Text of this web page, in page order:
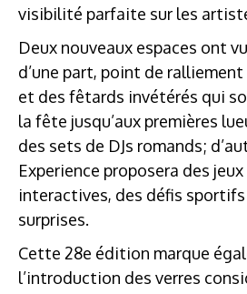
visibilité parfaite sur les
Deux nouveaux espaces ont
d’une part, point de
et des fêtards invétérés qui
la fête jusqu’aux premières
des sets de DJs romands;
Experience proposera des
interactives, des défis
surprises.
Cette 28e édition marque
l’introduction des verres